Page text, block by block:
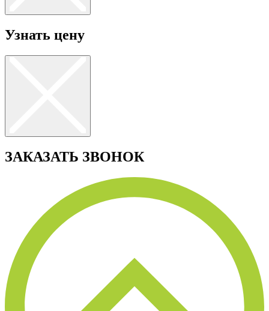
Узнать цену
ЗАКАЗАТЬ ЗВОНОК